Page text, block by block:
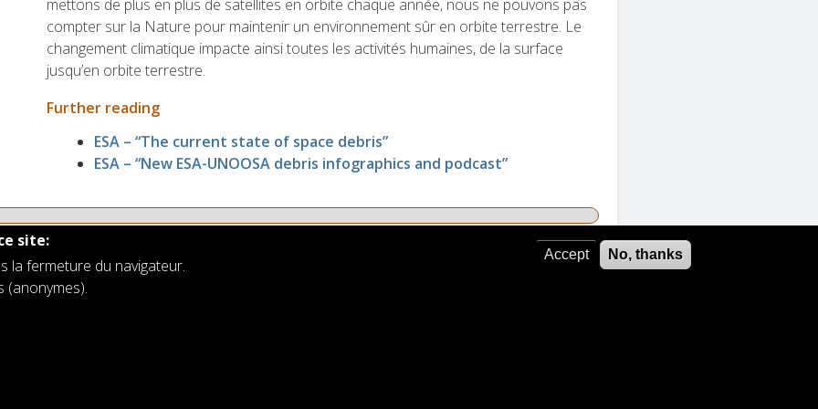
mettons de plus en plus de satellites en orbite chaque année, nous ne pouvons pas
compter sur la Nature pour maintenir un environnement sûr en orbite terrestre. Le
changement climatique impacte ainsi toutes les activités humaines, de la surface
jusqu’en orbite terrestre.
Further reading
ESA – “The current state of space debris”
ESA – “New ESA-UNOOSA debris infographics and podcast”
site:
la fermeture du navigateur.
(anonymes).
Accept No, thanks